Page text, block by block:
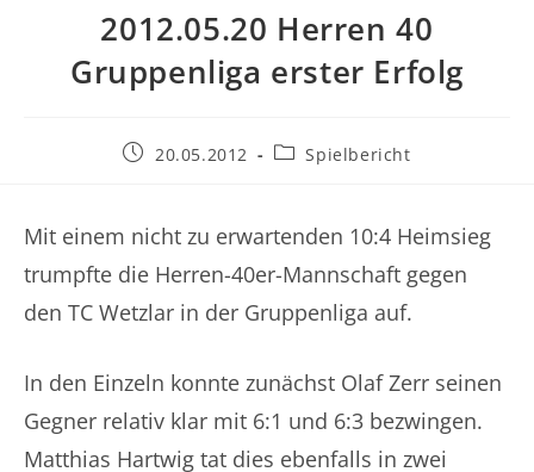
2012.05.20 Herren 40
Gruppenliga erster Erfolg
Beitrag20.05.2012
Beitrags-
Spielbericht
Mit einem nicht zu erwartenden 10:4 Heimsieg
trumpfte die Herren-40er-Mannschaft gegen
den TC Wetzlar in der Gruppenliga auf.
In den Einzeln konnte zunächst Olaf Zerr seinen
Gegner relativ klar mit 6:1 und 6:3 bezwingen.
Matthias Hartwig tat dies ebenfalls in zwei